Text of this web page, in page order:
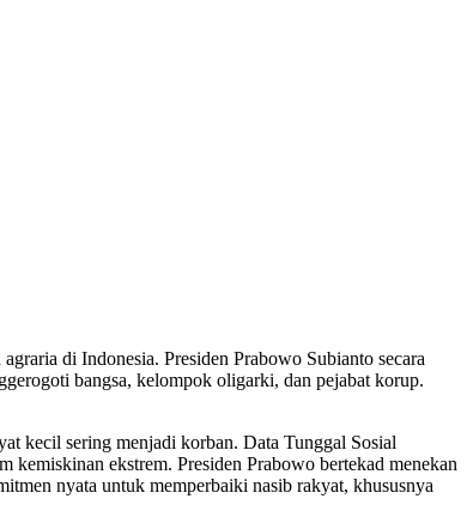
di Indonesia. Presiden Prabowo Subianto secara
bangsa, kelompok oligarki, dan pejabat korup.
kecil sering menjadi korban. Data Tunggal Sosial
ekstrem. Presiden Prabowo bertekad menekan
nyata untuk memperbaiki nasib rakyat, khususnya